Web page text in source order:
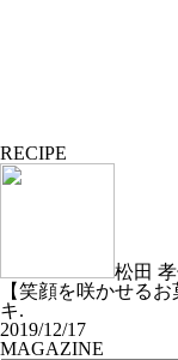
RECIPE
松田
【笑顔を咲かせる
キ.
2019/12/17
MAGAZINE